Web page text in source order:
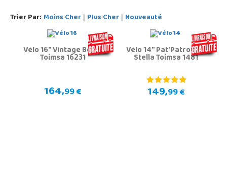
Trier Par: Moins Cher | Plus Cher | Nouveauté
Vélo 16" Vintage Beige
Toimsa 16231
164,99 €
Vélo 14" Pat'Patrouille
Stella Toimsa 1481
149,99 €